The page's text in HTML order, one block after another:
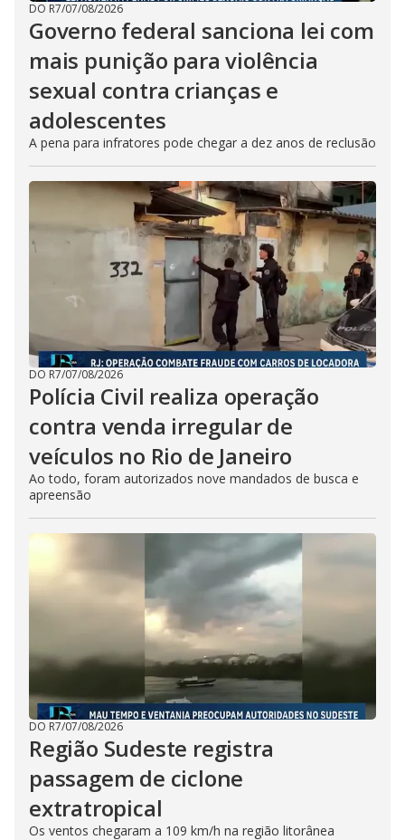
DO R7/07/08/2026
Governo federal sanciona lei com
mais punição para violência
sexual contra crianças e
adolescentes
A pena para infratores pode chegar a dez anos de reclusão
DO R7/07/08/2026
Polícia Civil realiza operação
contra venda irregular de
veículos no Rio de Janeiro
Ao todo, foram autorizados nove mandados de busca e
apreensão
DO R7/07/08/2026
Região Sudeste registra
passagem de ciclone
extratropical
Os ventos chegaram a 109 km/h na região litorânea